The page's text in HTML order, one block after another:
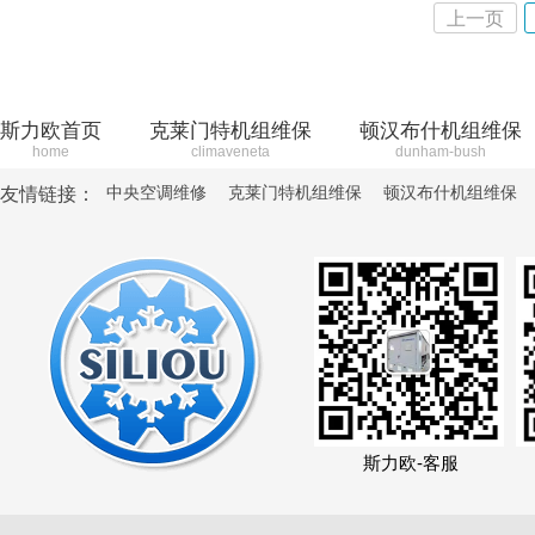
上一页
斯力欧首页
home
克莱门特机组维保
climaveneta
顿汉布什机组维保
dunham-bush
友情链接： 中央空调维修 克莱门特机组维保 顿汉布什机组维保
斯力欧-客服